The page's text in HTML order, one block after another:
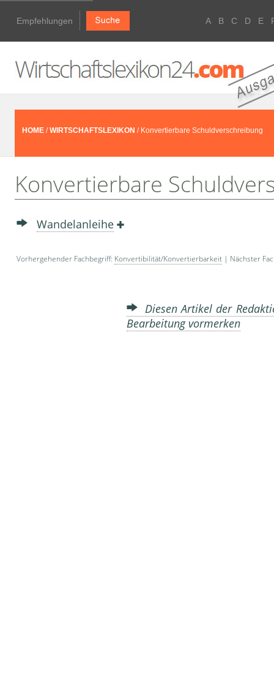
Empfehlungen A B C D E
HOME /WIRTSCHAFTSLEXIKON / Konvertierbare Schuldverschreibung
Konvertierbare
Wandelanleihe
Vorhergehender Fachbegriff: Konvertibilität/Konvertierbarkeit | Nächster
Diesen Artikel der
Bearbeitung vormerken